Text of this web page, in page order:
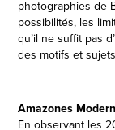
photographies de
possibilités, les
qu’il ne suffit pas
des motifs et
Amazones
En observant les